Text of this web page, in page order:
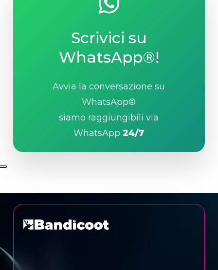
Scrivici su
WhatsApp®!
Avvia la conversazione su
WhatsApp®
siamo raggiungibili via
WhatsApp24/7